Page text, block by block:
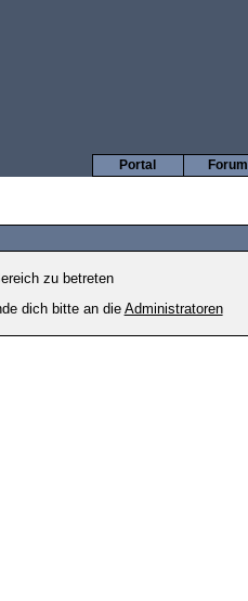
Forum
Portal
zu betreten
dich bitte an dieAdministratoren